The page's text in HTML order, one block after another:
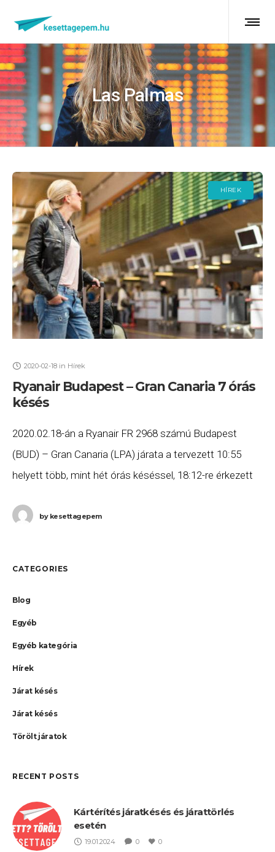
Las Palmas
HÍREK
2020-02-18 in Hírek
Ryanair Budapest – Gran Canaria 7 órás
késés
2020.02.18-án a Ryanair FR 2968 számú Budapest
(BUD) – Gran Canaria (LPA) járata a tervezett 10:55
helyett több, mint hét órás késéssel, 18:12-re érkezett
bykesettagepem
CATEGORIES
Blog
Egyéb
Egyéb kategória
Hírek
Járat késés
Járat késés
Törölt járatok
RECENT POSTS
Kártérítés járatkésés és járattörlés
esetén
19.01.2024 0 0